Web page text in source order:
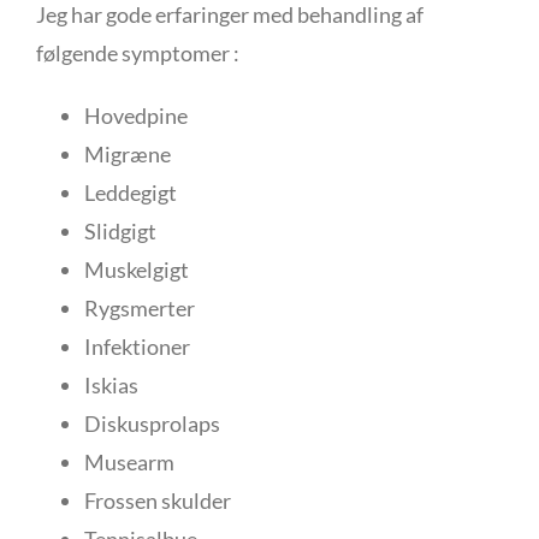
Jeg har gode erfaringer med behandling af
følgende symptomer :
Hovedpine
Migræne
Leddegigt
Slidgigt
Muskelgigt
Rygsmerter
Infektioner
Iskias
Diskusprolaps
Musearm
Frossen skulder